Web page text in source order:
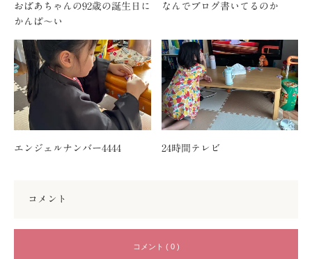
おばあちゃんの92歳の誕生日に
かんぱ〜い
なんでブログ書いてるのか
エンジェルナンバー4444 24時間テレビ
コメント
コメント ( 0 )